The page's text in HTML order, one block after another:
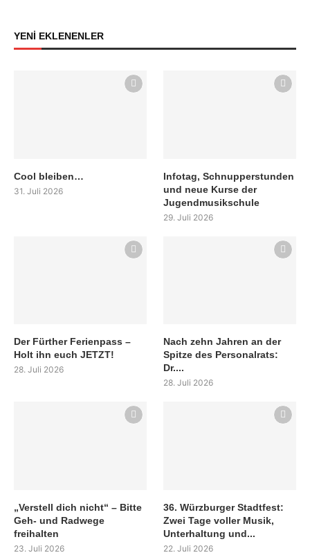
YENİ EKLENENLER
Cool bleiben…
31. Juli 2026
Infotag, Schnupperstunden
und neue Kurse der
Jugendmusikschule
29. Juli 2026
Der Fürther Ferienpass –
Holt ihn euch JETZT!
28. Juli 2026
Nach zehn Jahren an der
Spitze des Personalrats:
Dr....
28. Juli 2026
„Verstell dich nicht“ – Bitte
Geh- und Radwege
freihalten
23. Juli 2026
36. Würzburger Stadtfest:
Zwei Tage voller Musik,
Unterhaltung und...
22. Juli 2026